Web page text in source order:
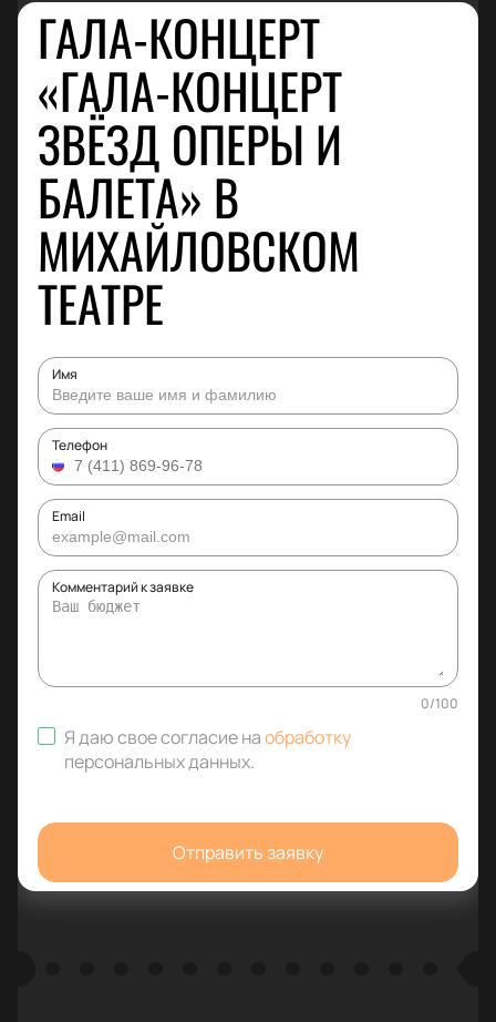
ГАЛА-КОНЦЕРТ
«ГАЛА-КОНЦЕРТ
ЗВЁЗД ОПЕРЫ И
БАЛЕТА» В
МИХАЙЛОВСКОМ
ТЕАТРЕ
Имя
Телефон
Email
Комментарий к заявке
0/100
Я даю свое согласие наобработку
персональных данных.
Отправить заявку